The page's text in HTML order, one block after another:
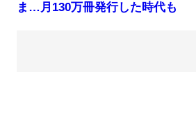
ま…月130万冊発行した時代も